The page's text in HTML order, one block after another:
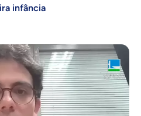
infância